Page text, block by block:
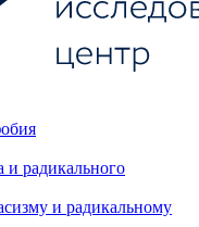
и радикального
и радикальному